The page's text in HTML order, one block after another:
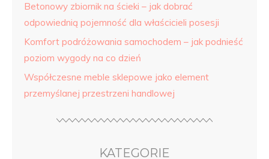
Betonowy zbiornik na ścieki – jak dobrać
odpowiednią pojemność dla właścicieli posesji
Komfort podróżowania samochodem – jak podnieść
poziom wygody na co dzień
Współczesne meble sklepowe jako element
przemyślanej przestrzeni handlowej
KATEGORIE